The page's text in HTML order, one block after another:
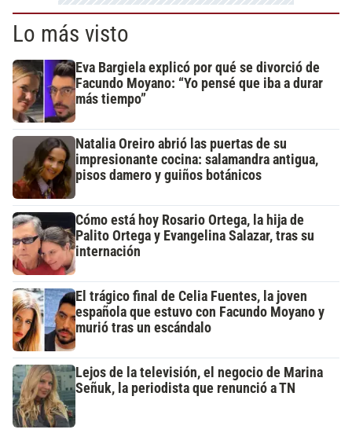
Lo más visto
Eva Bargiela explicó por qué se divorció de
Facundo Moyano: “Yo pensé que iba a durar
más tiempo”
Natalia Oreiro abrió las puertas de su
impresionante cocina: salamandra antigua,
pisos damero y guiños botánicos
Cómo está hoy Rosario Ortega, la hija de
Palito Ortega y Evangelina Salazar, tras su
internación
El trágico final de Celia Fuentes, la joven
española que estuvo con Facundo Moyano y
murió tras un escándalo
Lejos de la televisión, el negocio de Marina
Señuk, la periodista que renunció a TN